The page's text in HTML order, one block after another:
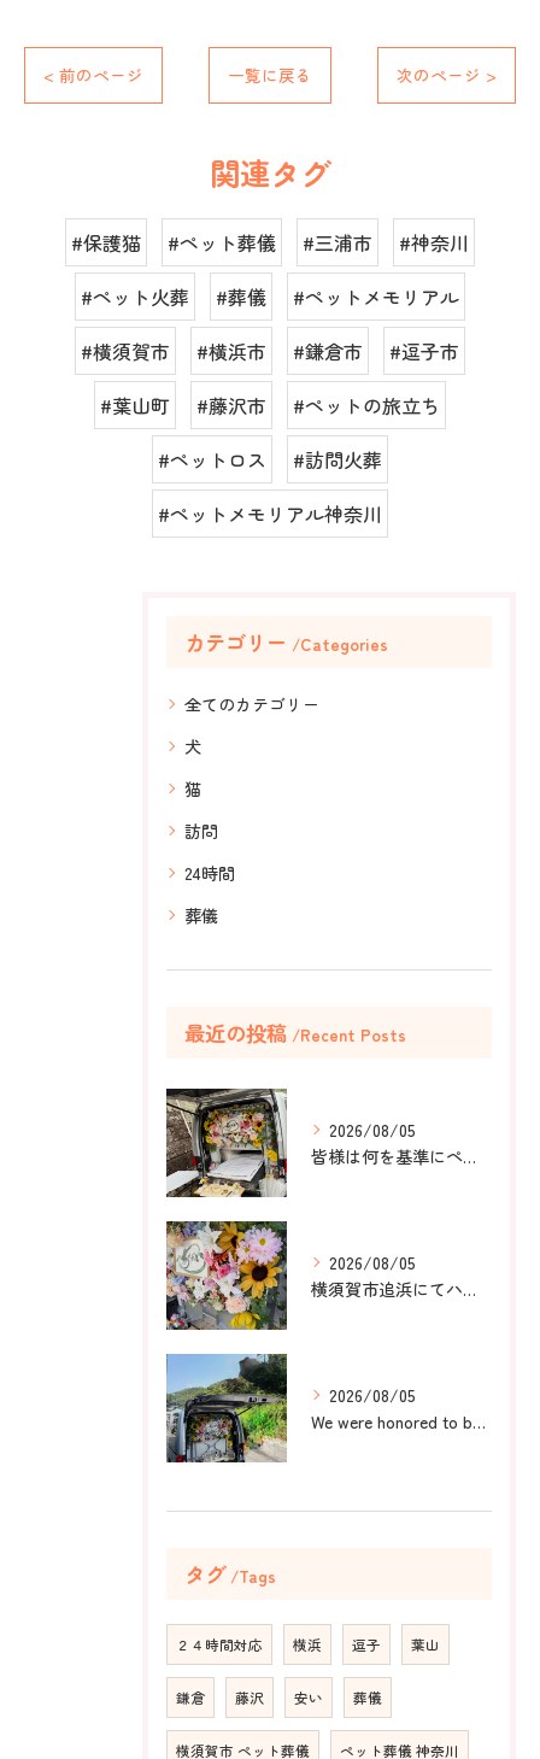
< 前のページ 一覧に戻る 次のページ >
関連タグ
#保護猫 #ペット葬儀 #三浦市
#神奈川
#ペット火葬
#葬儀
#ペットメモリアル
#横須賀市
#横浜市 #鎌倉市
#逗子市
#葉山町
#藤沢市
#ペットの旅立ち
#ペットロス
#訪問火葬
#ペットメモリアル神奈川
カテゴリー Categories
全てのカテゴリー
犬
猫
訪問
24時間
葬儀
最近の投稿 Recent Posts
2026/08/05
皆様は何を基準にペット葬儀社を選びますか？
2026/08/05
横須賀市追浜にてハムスターのみかんちゃんのペット火葬のお手伝...
2026/08/05
We were honored to be by your ...
タグ Tags
２４時間対応 横浜 逗子 葉山
鎌倉 藤沢 安い 葬儀
横須賀市 ペット葬儀 ペット葬儀 神奈川